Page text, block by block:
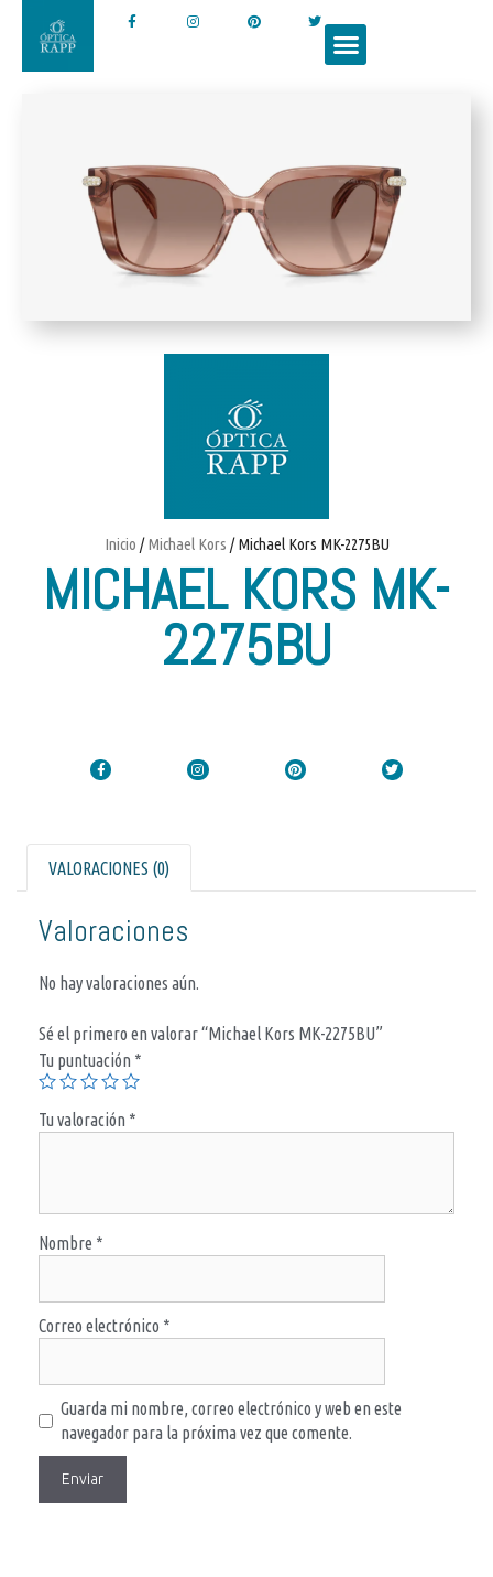
Inicio /Michael Kors / Michael Kors MK-2275BU
MICHAEL KORS MK-
2275BU
VALORACIONES (0)
Valoraciones
No hay valoraciones aún.
Sé el primero en valorar “Michael Kors MK-2275BU”
Tu puntuación *
Tu valoración *
Nombre *
Correo electrónico *
Guarda mi nombre, correo electrónico y web en este
navegador para la próxima vez que comente.